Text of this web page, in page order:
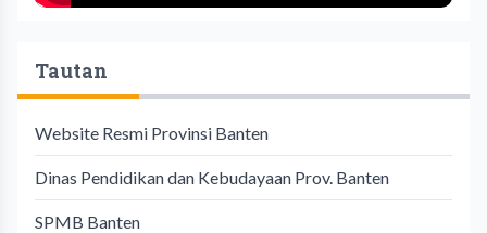
Tautan
Website Resmi Provinsi Banten
Dinas Pendidikan dan Kebudayaan Prov. Banten
SPMB Banten